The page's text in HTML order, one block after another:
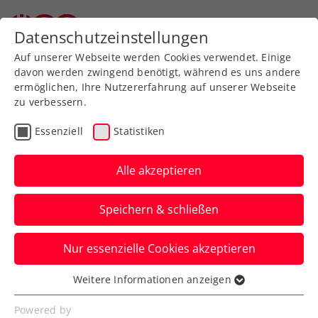
Zurück zur Newsübersicht
Davis Cup
Rodionov eröffnet für
Generali Austria Davis
Cup Team gegen Erel
Im zweiten Einzel gegen die Türkei kommt
Teamdebütant Lukas Neumayer gleich zu
seinem Premierenauftritt.
Verfasst von: Manuel Wachta, 12.09.2024
Datenschutzeinstellungen
Auf unserer Webseite werden Cookies verwendet. Einige
davon werden zwingend benötigt, während es uns andere
ermöglichen, Ihre Nutzererfahrung auf unserer Webseite
zu verbessern.
Essenziell Statistiken
Alle akzeptieren
Speichern & schließen
Nur essenzielle Cookies akzeptieren
Essenziell
Essenzielle Cookies werden für grundlegende
Weitere Informationen anzeigen
Powered by